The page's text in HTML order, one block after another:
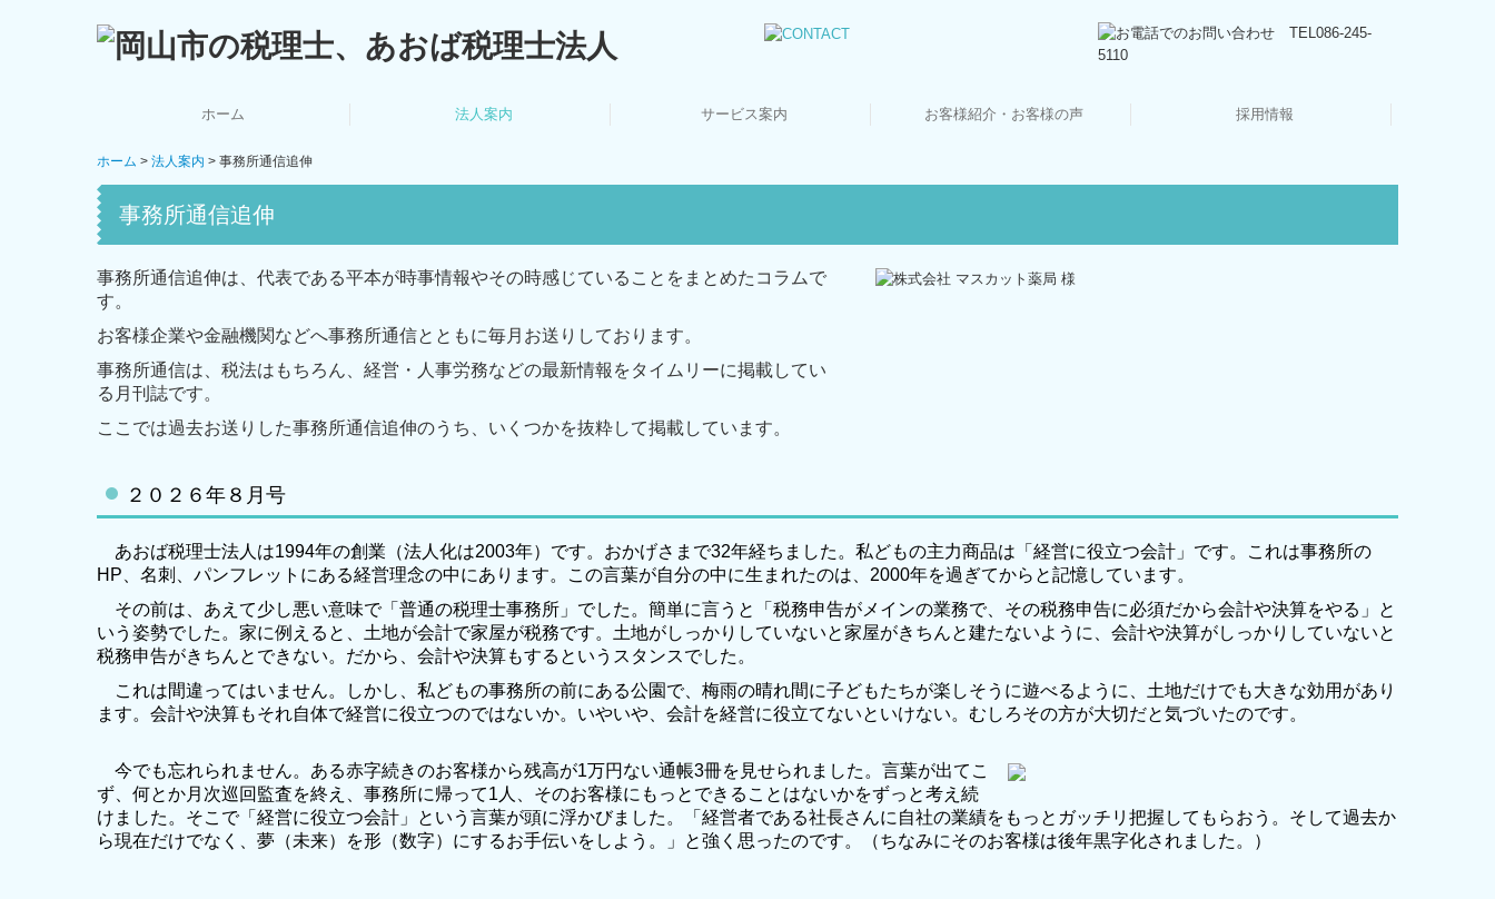
ホーム 法人案内 サービス案内 お客様紹介・お客様の声 採用情報
ホーム 法人案内 事務所通信追伸
事務所通信追伸
事務所通信追伸は、代表である平本が時事情報やその時感じていることをまとめたコラムで
す。
お客様企業や金融機関などへ事務所通信とともに毎月お送りしております。
事務所通信は、税法はもちろん、経営・人事労務などの最新情報をタイムリーに掲載してい
る月刊誌です。
ここでは過去お送りした事務所通信追伸のうち、いくつかを抜粋して掲載しています。
２０２６年８月号
あおば税理士法人は1994年の創業（法人化は2003年）です。おかげさまで32年経ちました。私どもの主力商品は「経営に役立つ会計」です。これは事務所の
HP、名刺、パンフレットにある経営理念の中にあります。この言葉が自分の中に生まれたのは、2000年を過ぎてからと記憶しています。
その前は、あえて少し悪い意味で「普通の税理士事務所」でした。簡単に言うと「税務申告がメインの業務で、その税務申告に必須だから会計や決算をやる」と
いう姿勢でした。家に例えると、土地が会計で家屋が税務です。土地がしっかりしていないと家屋がきちんと建たないように、会計や決算がしっかりしていないと
税務申告がきちんとできない。だから、会計や決算もするというスタンスでした。
これは間違ってはいません。しかし、私どもの事務所の前にある公園で、梅雨の晴れ間に子どもたちが楽しそうに遊べるように、土地だけでも大きな効用があり
ます。会計や決算もそれ自体で経営に役立つのではないか。いやいや、会計を経営に役立てないといけない。むしろその方が大切だと気づいたのです。
今でも忘れられません。ある赤字続きのお客様から残高が1万円ない通帳3冊を見せられました。言葉が出てこ
ず、何とか月次巡回監査を終え、事務所に帰って1人、そのお客様にもっとできることはないかをずっと考え続
けました。そこで「経営に役立つ会計」という言葉が頭に浮かびました。「経営者である社長さんに自社の業績をもっとガッチリ把握してもらおう。そして過去か
ら現在だけでなく、夢（未来）を形（数字）にするお手伝いをしよう。」と強く思ったのです。（ちなみにそのお客様は後年黒字化されました。）